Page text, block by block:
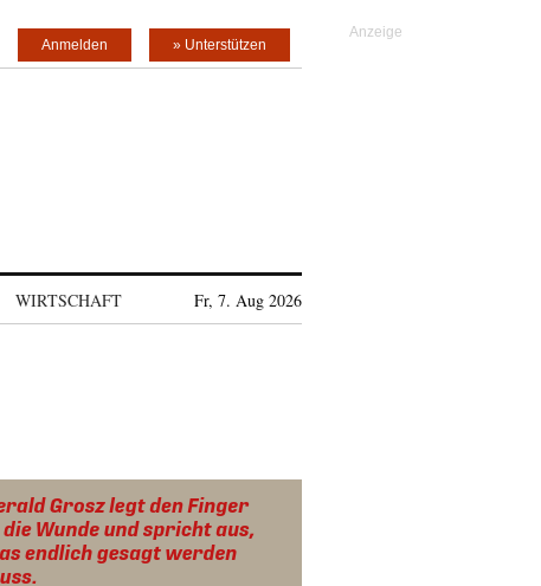
» Unterstützen
Anmelden
WIRTSCHAFT Fr, 7. Aug 2026